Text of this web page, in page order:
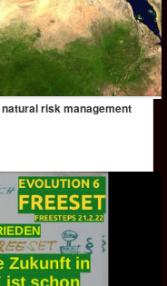
risk management